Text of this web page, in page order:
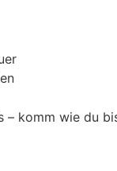
– komm wie du